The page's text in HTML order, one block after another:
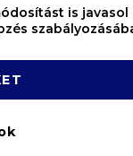
is javasol